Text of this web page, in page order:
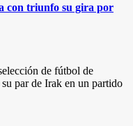
con triunfo su gira por
de fútbol de
par de Irak en un partido